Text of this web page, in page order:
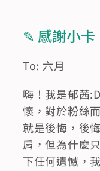
✎ 感謝小卡
To: 六月
嗨！我是郁茜
懷，對於粉絲
就是後悔，後
肩，但為什麼
下任何遺憾，